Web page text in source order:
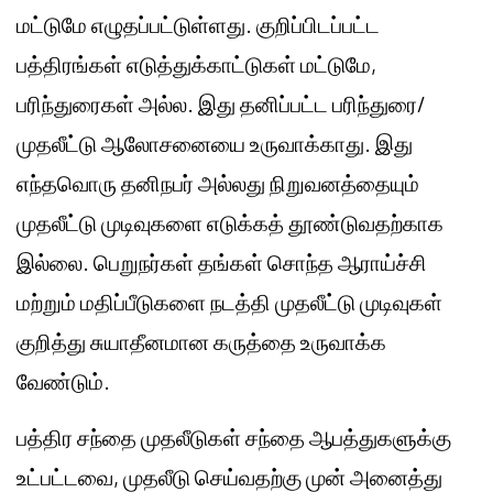
மட்டுமே எழுதப்பட்டுள்ளது. குறிப்பிடப்பட்ட
பத்திரங்கள் எடுத்துக்காட்டுகள் மட்டுமே,
பரிந்துரைகள் அல்ல. இது தனிப்பட்ட பரிந்துரை/
முதலீட்டு ஆலோசனையை உருவாக்காது. இது
எந்தவொரு தனிநபர் அல்லது நிறுவனத்தையும்
முதலீட்டு முடிவுகளை எடுக்கத் தூண்டுவதற்காக
இல்லை. பெறுநர்கள் தங்கள் சொந்த ஆராய்ச்சி
மற்றும் மதிப்பீடுகளை நடத்தி முதலீட்டு முடிவுகள்
குறித்து சுயாதீனமான கருத்தை உருவாக்க
வேண்டும்.
பத்திர சந்தை முதலீடுகள் சந்தை ஆபத்துகளுக்கு
உட்பட்டவை, முதலீடு செய்வதற்கு முன் அனைத்து